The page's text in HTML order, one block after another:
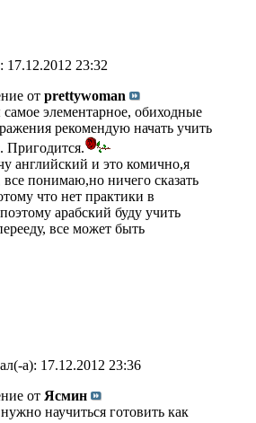
17.12.2012 23:32
от prettywoman
элементарное, обиходные
рекомендую начать учить
Пригодится.
английский и это комично,я
все понимаю,но ничего сказать
что нет практики в
арабский буду учить
все может быть
а): 17.12.2012 23:36
от Ясмин
научиться готовить как